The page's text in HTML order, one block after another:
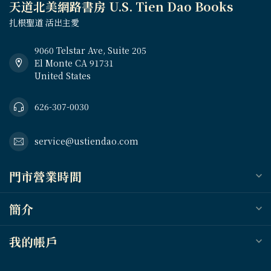
天道北美網路書房 U.S. Tien Dao Books
扎根聖道 活出主愛
9060 Telstar Ave, Suite 205
El Monte CA 91731
United States
626-307-0030
service@ustiendao.com
門市營業時間
簡介
我的帳戶